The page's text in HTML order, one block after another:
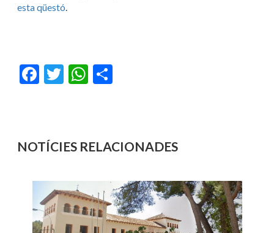
esta qüestó
Facebook
Twitter WhatsApp
NOTÍCIES RELACIONADES